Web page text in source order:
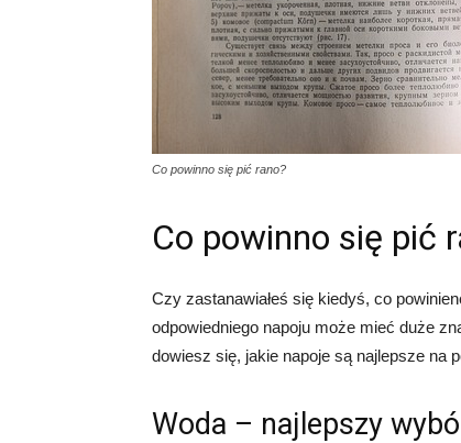
Co powinno się pić rano?
Co powinno się pić
Czy zastanawiałeś się kiedyś, co
odpowiedniego napoju może mieć duże
dowiesz się, jakie napoje są najlepsze na
Woda – najlepszy